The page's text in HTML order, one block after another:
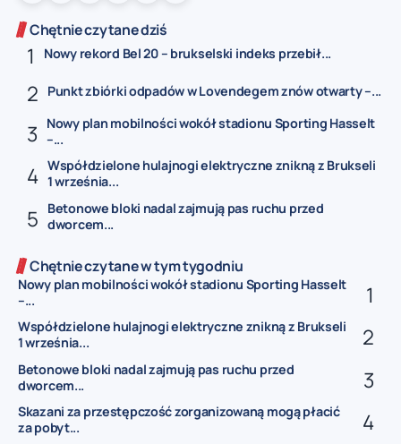
Chętnie czytane dziś
Nowy rekord Bel 20 – brukselski indeks przebił...
Punkt zbiórki odpadów w Lovendegem znów otwarty –...
Nowy plan mobilności wokół stadionu Sporting Hasselt
–...
Współdzielone hulajnogi elektryczne znikną z Brukseli
1 września...
Betonowe bloki nadal zajmują pas ruchu przed
dworcem...
Chętnie czytane w tym tygodniu
Nowy plan mobilności wokół stadionu Sporting Hasselt
–...
Współdzielone hulajnogi elektryczne znikną z Brukseli
1 września...
Betonowe bloki nadal zajmują pas ruchu przed
dworcem...
Skazani za przestępczość zorganizowaną mogą płacić
za pobyt...